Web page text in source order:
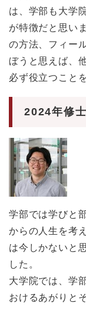
は、学部も大学
が特徴だと思い
の方法、フィー
ぼうと思えば、
必ず役立つこと
2024年修
学部では学びと
からの人生を考
は今しかないと
した。
大学院では、学
おけるあがりと